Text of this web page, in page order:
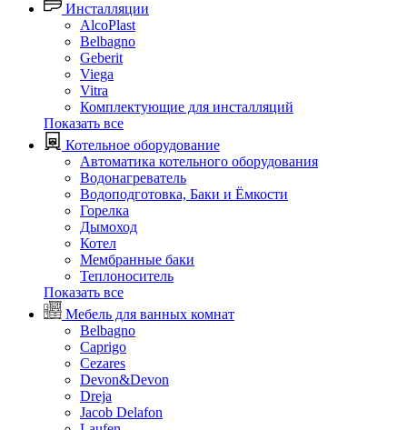
Инсталляции
AlcoPlast
Belbagno
Geberit
Viega
Vitra
Комплектующие для инсталляций
Показать все
Котельное оборудование
Автоматика котельного оборудования
Водонагреватель
Водоподготовка, Баки и Ёмкости
Горелка
Дымоход
Котел
Мембранные баки
Теплоноситель
Показать все
Мебель для ванных комнат
Belbagno
Caprigo
Cezares
Devon&Devon
Dreja
Jacob Delafon